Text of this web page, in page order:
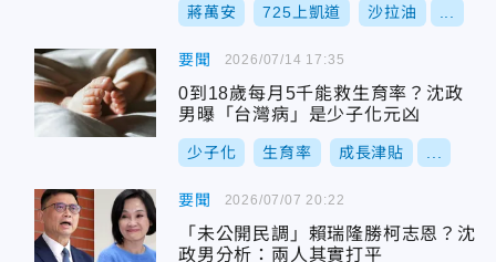
蔣萬安 725上凱道 沙拉油
要聞
0到18歲每月5千能救生育率？沈政
男曝「台灣病」是少子化元凶
少子化 生育率 成長津貼
2026/07/14 17:35
要聞
「未公開民調」賴瑞隆勝柯志恩？沈
政男分析：兩人其實打平
2026/07/07 20:22